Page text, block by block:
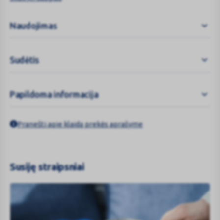
Jeigu norite sužinoti daugiau arba pasitarti, kreipkitės į
vaistininką.
skyrių.
Kaip vartoti Flavamed
Kas yra Flavamed ir kam jis vartojamas
Flavamed sudėtyje yra veiklioji medžiaga ambroksolio
hidrochloridas, priklausantis mukolizinių (gleives skystinančių) ir
Naudojimas
Sudėtis
Papildoma informacija
Pranešti apie klaidą prekės aprašyme
Susiję straipsniai